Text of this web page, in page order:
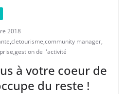
2018
,cletourisme,community manager,
,gestion de l'activité
à votre coeur de
du reste !